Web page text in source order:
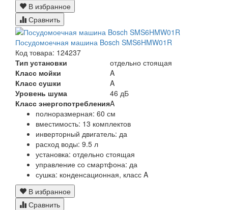
В избранное
Сравнить
Посудомоечная машина Bosch SMS6HMW01R
Код товара: 124237
Тип установки
отдельно стоящая
Класс мойки
A
Класс сушки
A
Уровень шума
46 дБ
Класс энергопотребленияA
полноразмерная: 60 см
вместимость: 13 комплектов
инверторный двигатель: да
расход воды: 9.5 л
установка: отдельно стоящая
управление со смартфона: да
сушка: конденсационная, класс A
В избранное
Сравнить